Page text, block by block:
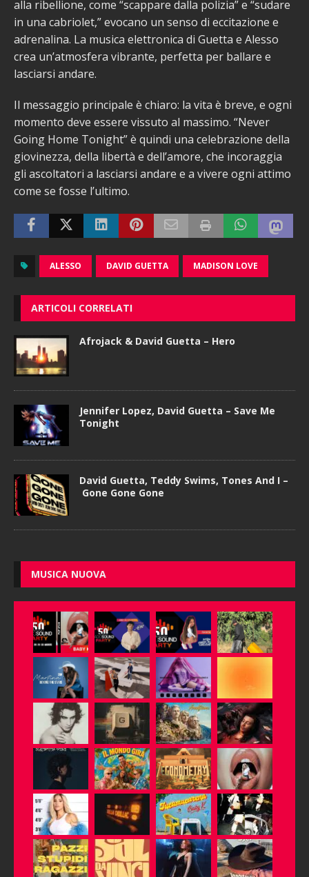
alla ribellione, come “scappare dalla polizia” e “sudare
in una cabriolet,” evocano un senso di eccitazione e
adrenalina. La musica elettronica di Guetta e Alesso
crea un’atmosfera vibrante, perfetta per ballare e
lasciarsi andare.
Il messaggio principale è chiaro: la vita è breve, e ogni
momento deve essere vissuto al massimo. “Never
Going Home Tonight” è quindi una celebrazione della
giovinezza, della libertà e dell’amore, che incoraggia
gli ascoltatori a lasciarsi andare e a vivere ogni attimo
come se fosse l’ultimo.
ALESSO DAVID GUETTA MADISON LOVE
ARTICOLI CORRELATI
Afrojack & David Guetta – Hero
Jennifer Lopez, David Guetta – Save Me
Tonight
David Guetta, Teddy Swims, Tones And I –
Gone Gone Gone
MUSICA NUOVA